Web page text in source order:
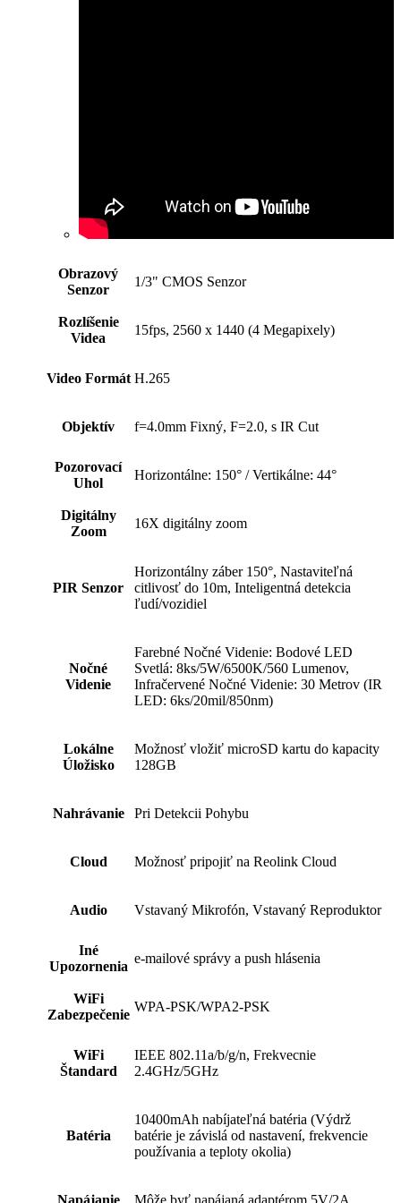
Obrazový
Senzor
1/3" CMOS Senzor
Rozlíšenie
Videa
15fps, 2560 x 1440 (4 Megapixely)
Video Formát H.265
Objektív f=4.0mm Fixný, F=2.0, s IR Cut
Pozorovací
Uhol
Horizontálne: 150° / Vertikálne: 44°
Digitálny
Zoom
16X digitálny zoom
PIR Senzor
Horizontálny záber 150°, Nastaviteľná
citlivosť do 10m, Inteligentná detekcia
ľudí/vozidiel
Nočné
Videnie
Farebné Nočné Videnie: Bodové LED
Svetlá: 8ks/5W/6500K/560 Lumenov,
Infračervené Nočné Videnie: 30 Metrov (IR
LED: 6ks/20mil/850nm)
Lokálne
Úložisko
Možnosť vložiť microSD kartu do kapacity
128GB
Nahrávanie Pri Detekcii Pohybu
Cloud Možnosť pripojiť na Reolink Cloud
Audio Vstavaný Mikrofón, Vstavaný Reproduktor
Iné
Upozornenia
e-mailové správy a push hlásenia
WiFi
Zabezpečenie
WPA-PSK/WPA2-PSK
WiFi
Štandard
IEEE 802.11a/b/g/n, Frekvecnie
2.4GHz/5GHz
Batéria
10400mAh nabíjateľná batéria (Výdrž
batérie je závislá od nastavení, frekvencie
používania a teploty okolia)
Napájanie Môže byť napájaná adaptérom 5V/2A